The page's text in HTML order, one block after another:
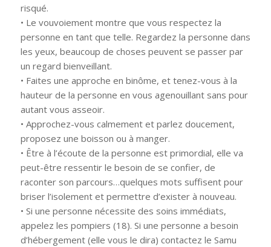
risqué.
• Le vouvoiement montre que vous respectez la
personne en tant que telle. Regardez la personne dans
les yeux, beaucoup de choses peuvent se passer par
un regard bienveillant.
• Faites une approche en binôme, et tenez-vous à la
hauteur de la personne en vous agenouillant sans pour
autant vous asseoir.
• Approchez-vous calmement et parlez doucement,
proposez une boisson ou à manger.
• Être à l’écoute de la personne est primordial, elle va
peut-être ressentir le besoin de se confier, de
raconter son parcours…quelques mots suffisent pour
briser l’isolement et permettre d’exister à nouveau.
• Si une personne nécessite des soins immédiats,
appelez les pompiers (18). Si une personne a besoin
d’hébergement (elle vous le dira) contactez le Samu